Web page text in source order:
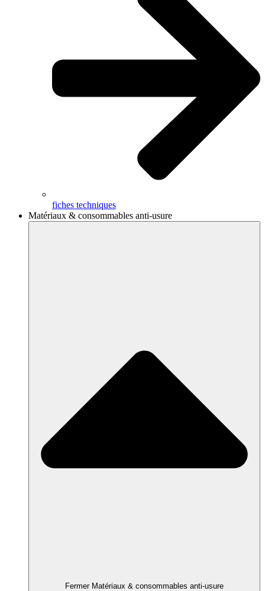
fiches techniques
Matériaux & consommables anti-usure
Fermer Matériaux & consommables anti-usure